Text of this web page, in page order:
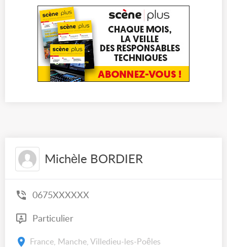
Michèle BORDIER
0675XXXXXX
Particulier
France, Manche, Villedieu-les-Poêles